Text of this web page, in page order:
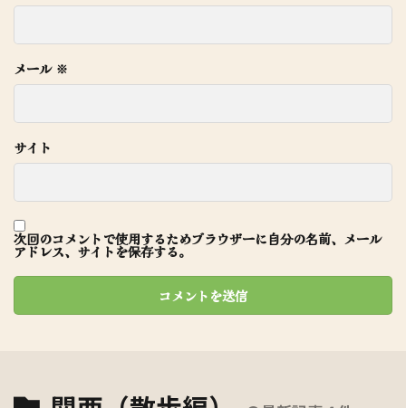
メール ※
サイト
次回のコメントで使用するためブラウザーに自分の名前、メール
アドレス、サイトを保存する。